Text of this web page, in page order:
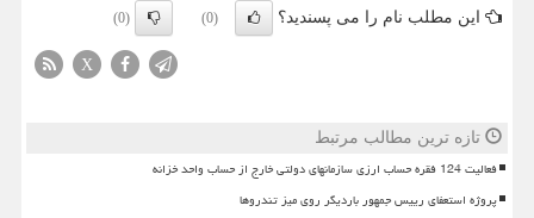
این مطلب نام را می پسندید؟ (0)
(0)
X
تازه ترین مطالب مرتبط
فعالیت 124 فقره حساب ارزی سازمانهای دولتی خارج از حساب واحد خزانه
پروژه استعفای رییس جمهور باردیگر روی میز تندروها